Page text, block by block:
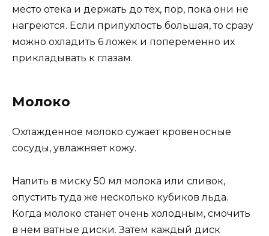
место отека и держать до тех, пор, пока они не
нагреются. Если припухлость большая, то сразу
можно охладить 6 ложек и попеременно их
прикладывать к глазам.
Молоко
Охлажденное молоко сужает кровеносные
сосуды, увлажняет кожу.
Налить в миску 50 мл молока или сливок,
опустить туда же несколько кубиков льда.
Когда молоко станет очень холодным, смочить
в нем ватные диски. Затем каждый диск